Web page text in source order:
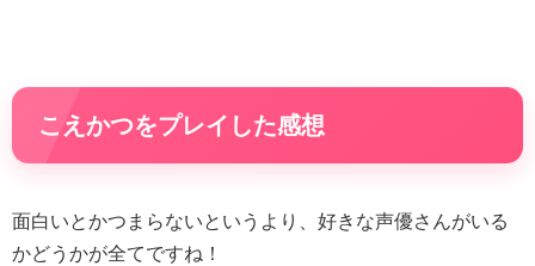
こえかつをプレイした感想
面白いとかつまらないというより、好きな声優さんがいる
かどうかが全てですね！